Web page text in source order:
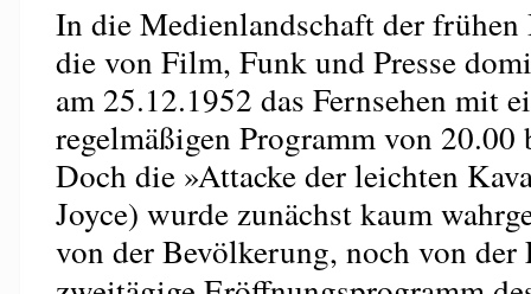
In die Medienlandschaft der
die von Film, Funk und Presse
am 25.12.1952 das Fernsehen mit
regelmäßigen Programm von
Doch die »Attacke der leichten
Joyce) wurde zunächst kaum
von der Bevölkerung, noch von